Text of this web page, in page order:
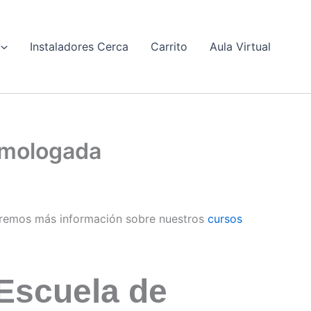
Instaladores Cerca Carrito Aula Virtual
más información sobre nuestros cursos
de